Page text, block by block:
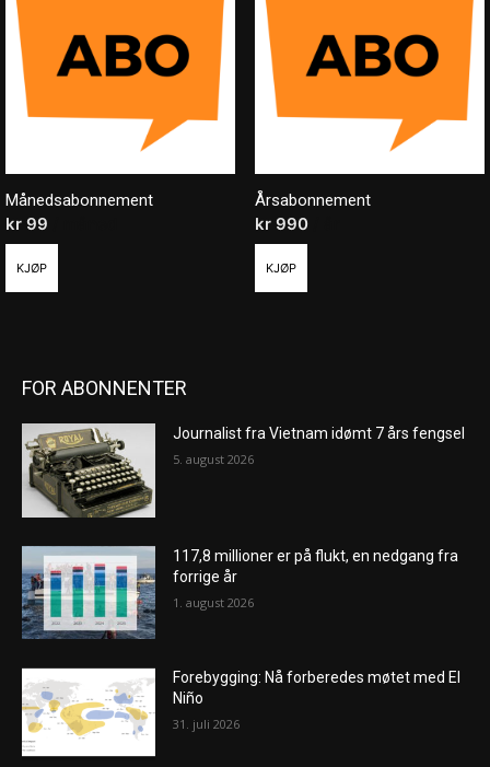
Månedsabonnement
kr 99
KJØP
Årsabonnement
kr990
KJØP
FOR ABONNENTER
Journalist fra Vietnam idømt 7 års fengsel
5. august 2026
117,8 millioner er på flukt, en nedgang fra
forrige år
1. august 2026
Forebygging: Nå forberedes møtet med El
Niño
31. juli 2026